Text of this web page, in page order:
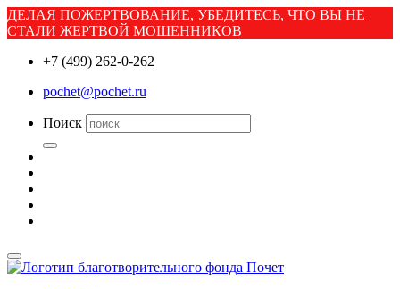
ДЕЛАЯ ПОЖЕРТВОВАНИЕ, УБЕДИТЕСЬ, ЧТО ВЫ НЕ
СТАЛИ ЖЕРТВОЙ МОШЕННИКОВ
+7 (499) 262-0-262
pochet@pochet.ru
Поиск